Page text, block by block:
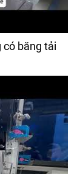
có băng tải